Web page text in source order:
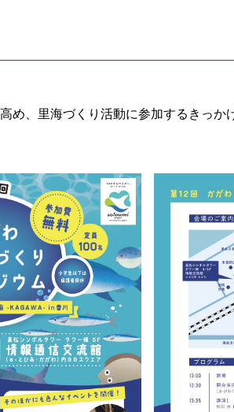
め、里海づくり活動に参加するきっ